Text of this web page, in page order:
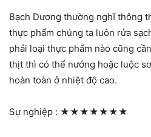
Bạch Dương thường nghĩ thông
thực phẩm chúng ta luôn rửa
phải loại thực phẩm nào cũng
thịt thì có thể nướng hoặc luộc
hoàn toàn ở nhiệt độ cao.
Sự nghiệp : ★★★★★★★